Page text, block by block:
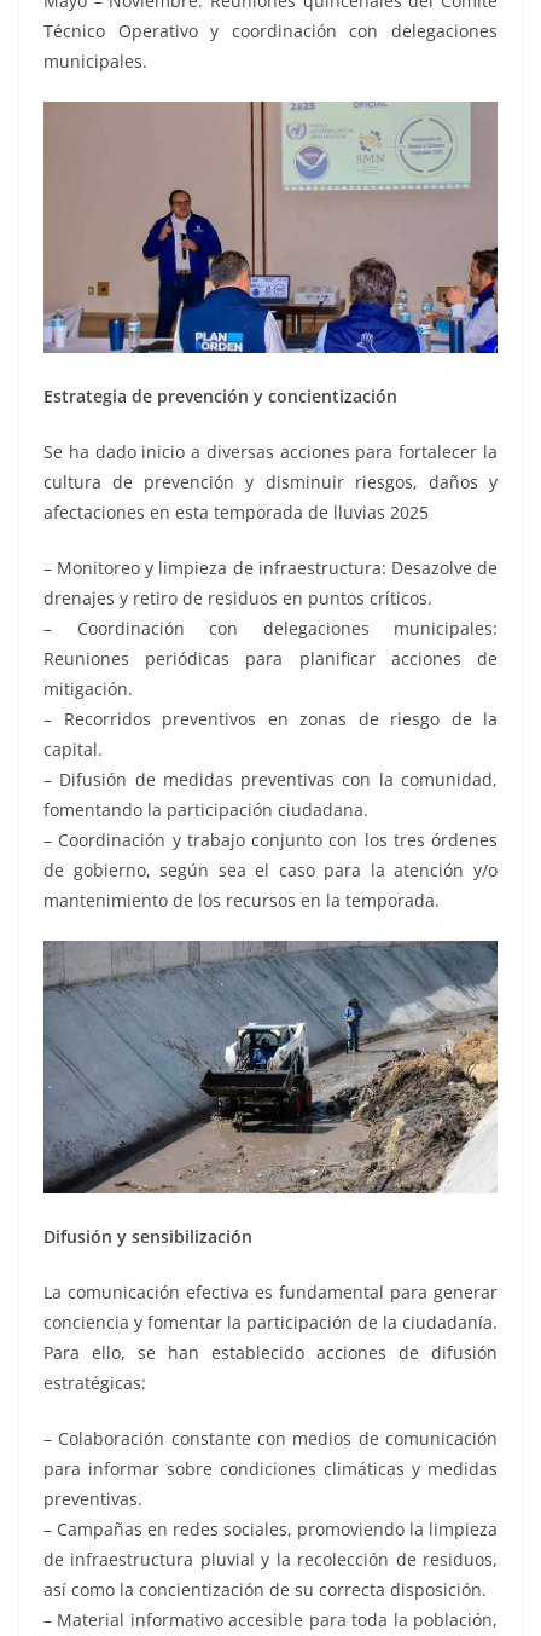
Técnico Operativo y coordinación con delegaciones
municipales.
Estrategia de prevención y concientización
Se ha dado inicio a diversas acciones para fortalecer la
cultura de prevención y disminuir riesgos, daños y
afectaciones en esta temporada de lluvias 2025
– Monitoreo y limpieza de infraestructura: Desazolve de
drenajes y retiro de residuos en puntos críticos.
– Coordinación con delegaciones municipales:
Reuniones periódicas para planificar acciones de
mitigación.
– Recorridos preventivos en zonas de riesgo de la
capital.
– Difusión de medidas preventivas con la comunidad,
fomentando la participación ciudadana.
– Coordinación y trabajo conjunto con los tres órdenes
de gobierno, según sea el caso para la atención y/o
mantenimiento de los recursos en la temporada.
Difusión y sensibilización
La comunicación efectiva es fundamental para generar
conciencia y fomentar la participación de la ciudadanía.
Para ello, se han establecido acciones de difusión
estratégicas:
– Colaboración constante con medios de comunicación
para informar sobre condiciones climáticas y medidas
preventivas.
– Campañas en redes sociales, promoviendo la limpieza
de infraestructura pluvial y la recolección de residuos,
así como la concientización de su correcta disposición.
– Material informativo accesible para toda la población,